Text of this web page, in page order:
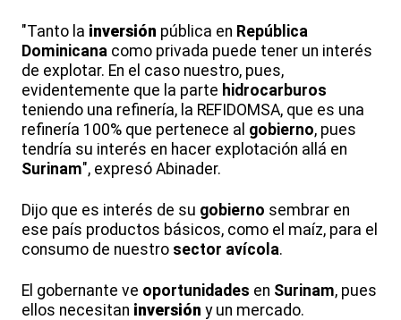
"Tanto la inversión pública en República
Dominicana como privada puede tener un interés
de explotar. En el caso nuestro, pues,
evidentemente que la parte hidrocarburos
teniendo una refinería, la REFIDOMSA, que es una
refinería 100% que pertenece al gobierno, pues
tendría su interés en hacer explotación allá en
Surinam", expresó Abinader.
Dijo que es interés de su gobierno sembrar en
ese país productos básicos, como el maíz, para el
consumo de nuestro sector avícola.
El gobernante ve oportunidades en Surinam, pues
ellos necesitan inversión y un mercado.